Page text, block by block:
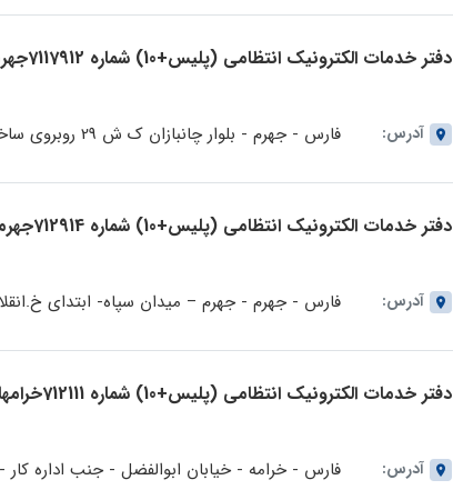
دفتر خدمات الکترونیک انتظامی (پلیس+10) شماره 7117912جهرماستان فارس
آدرس: فارس - جهرم - بلوار چانبازان ک ش 29 روبروی ساختمان تعویض پلاک
دفتر خدمات الکترونیک انتظامی (پلیس+10) شماره 712914جهرماستان فارس
آدرس: فارس - جهرم - جهرم – میدان سپاه- ابتدای
دفتر خدمات الکترونیک انتظامی (پلیس+10) شماره 712111خرامهاستان فارس
آدرس: فارس - خرامه - خیابان ابوالفضل - جنب اداره کار -